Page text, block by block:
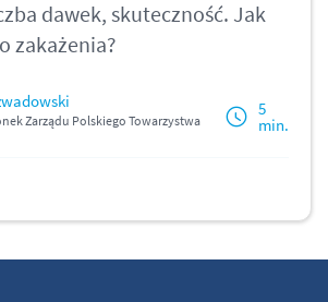
dawek, skuteczność. Jak
zakażenia?
Zarządu Polskiego Towarzystwa
5
min.